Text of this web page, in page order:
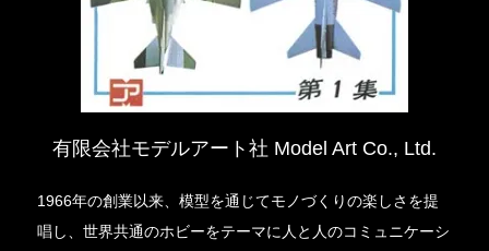
有限会社モデルアート社 Model Art Co., Ltd.
1966年の創業以来、模型を通じてモノづくりの楽しさを提
唱し、世界共通のホビーをテーマに人と人のコミュニケーシ